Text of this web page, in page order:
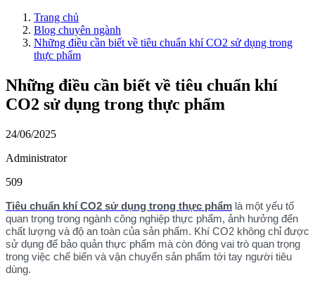
Trang chủ
Blog chuyên ngành
Những điều cần biết về tiêu chuẩn khí CO2 sử dụng trong
thực phẩm
Những điều cần biết về tiêu chuẩn khí
CO2 sử dụng trong thực phẩm
24/06/2025
Administrator
509
Tiêu chuẩn khí CO2 sử dụng trong thực phẩm là một yếu tố
quan trọng trong ngành công nghiệp thực phẩm, ảnh hưởng đến
chất lượng và độ an toàn của sản phẩm. Khí CO2 không chỉ được
sử dụng để bảo quản thực phẩm mà còn đóng vai trò quan trọng
trong việc chế biến và vận chuyển sản phẩm tới tay người tiêu
dùng.